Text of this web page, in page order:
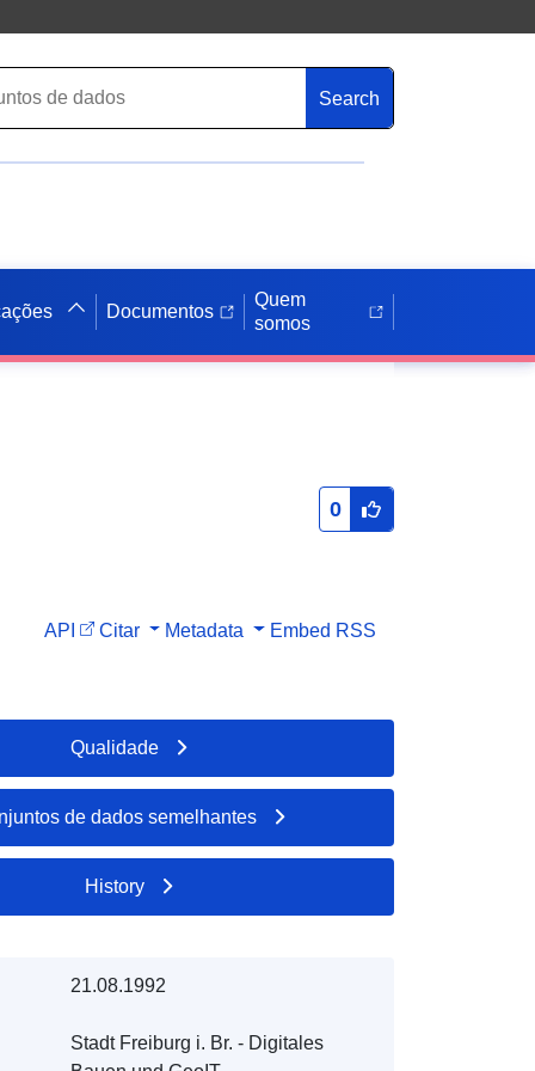
Search
Documentos
Quem
somos
0
API Citar Metadata Embed RSS
Qualidade
de dados semelhantes
History
21.08.1992
Stadt Freiburg i. Br. - Digitales